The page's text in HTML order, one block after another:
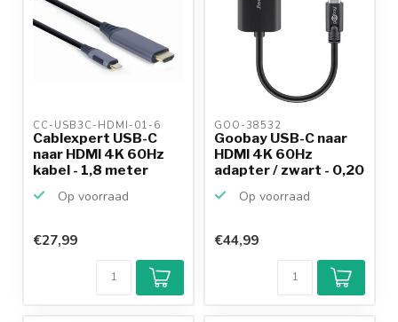
CC-USB3C-HDMI-01-6
Cablexpert USB-C
naar HDMI 4K 60Hz
kabel - 1,8 meter
Op voorraad
€27,99
GOO-38532
Goobay USB-C naar
HDMI 4K 60Hz
adapter / zwart - 0,20
Op voorraad
€44,99